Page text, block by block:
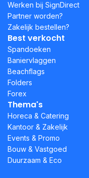
Werken bij SignDirect
Partner worden?
Zakelijk bestellen?
Best verkocht
Spandoeken
Baniervlaggen
Beachflags
Folders
Forex
Thema's
Horeca & Catering
Kantoor & Zakelijk
Events & Promo
Bouw & Vastgoed
Duurzaam & Eco